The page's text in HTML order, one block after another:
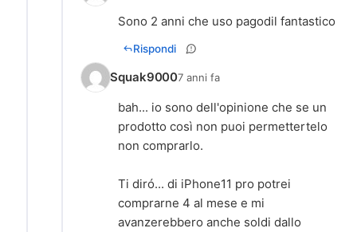
Sono 2 anni che uso pagodil fantastico
Rispondi
Squak90007 anni fa
bah... io sono dell'opinione che se un
prodotto così non puoi permettertelo
non comprarlo.
Ti diró... di iPhone11 pro potrei
comprarne 4 al mese e mi
avanzerebbero anche soldi dallo